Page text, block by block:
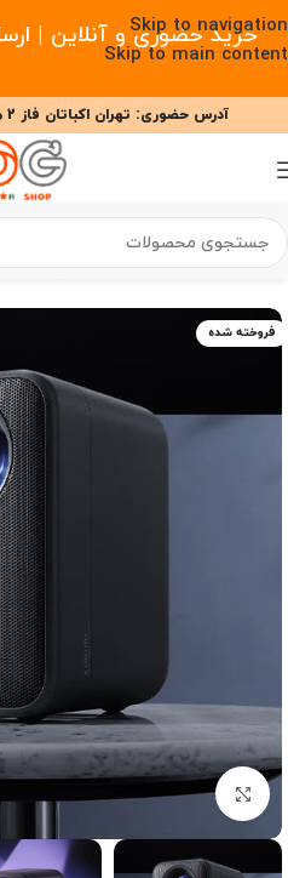
Skip to navigation
Skip to main content
خرید حضوری و آنلاین | ارسال زیر 2 ساعت
09377477910 - 09127708341 علیزاده
آدرس حضوری: تهران اکباتان فاز 2 مجتمع تجاری مگامال طبقه G2
خانه/صوت و تصویر/ویدئو پروژکتور
فروخته شده
برای بزرگنمایی کلیک کنید